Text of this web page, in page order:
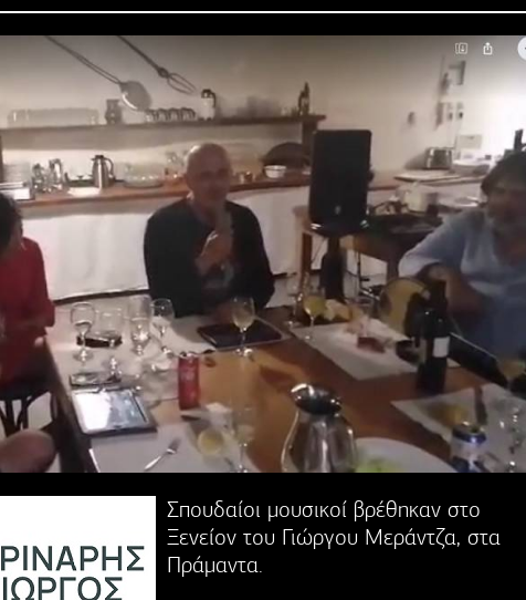
Σπουδαίοι μουσικοί βρέθηκαν στο
Ξενείον του Γιώργου Μεράντζα, στα
Πράμαντα.